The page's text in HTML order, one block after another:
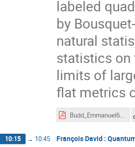
labeled
by
natural
statistics on
limits of
flat metrics
Budd_Emmanuel60.pdf
10:15 → 10:45 François David :